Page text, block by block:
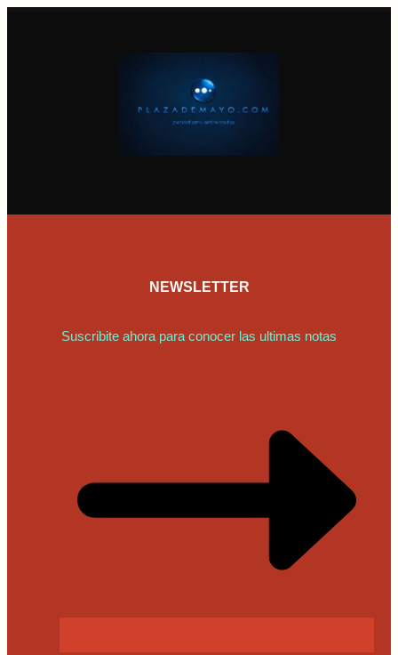
NEWSLETTER
Suscribite ahora para conocer las ultimas notas